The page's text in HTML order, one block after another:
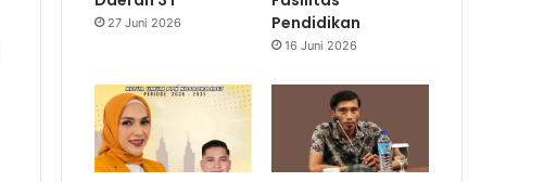
27 Juni 2026
Pendidikan
16 Juni 2026